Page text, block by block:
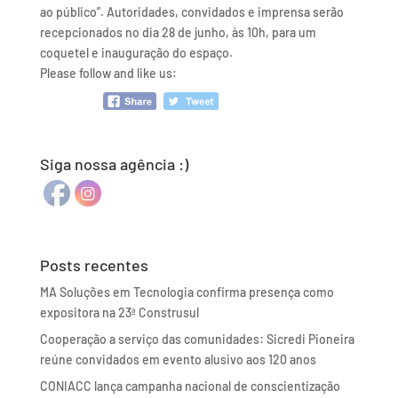
ao público”. Autoridades, convidados e imprensa serão
recepcionados no dia 28 de junho, às 10h, para um
coquetel e inauguração do espaço.
Please follow and like us:
Siga nossa agência :)
Posts recentes
MA Soluções em Tecnologia confirma presença como
expositora na 23ª Construsul
Cooperação a serviço das comunidades: Sicredi Pioneira
reúne convidados em evento alusivo aos 120 anos
CONIACC lança campanha nacional de conscientização